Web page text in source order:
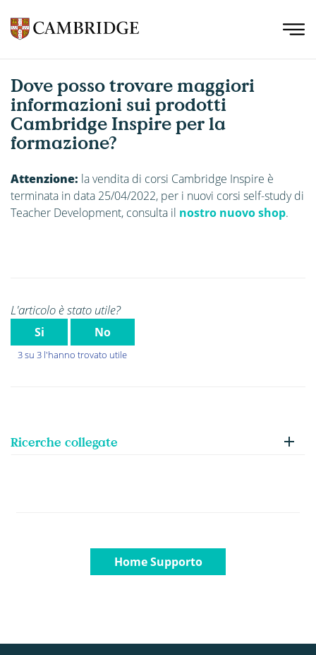
Dove posso trovare maggiori
informazioni sui prodotti
Cambridge Inspire per la
formazione?
Attenzione: la vendita di corsi Cambridge Inspire è
terminata in data 25/04/2022, per i nuovi corsi self-study di
Teacher Development, consulta il nostro nuovo shop.
L'articolo è stato utile?
Si No
3 su 3 l'hanno trovato utile
Ricerche collegate
Home Supporto